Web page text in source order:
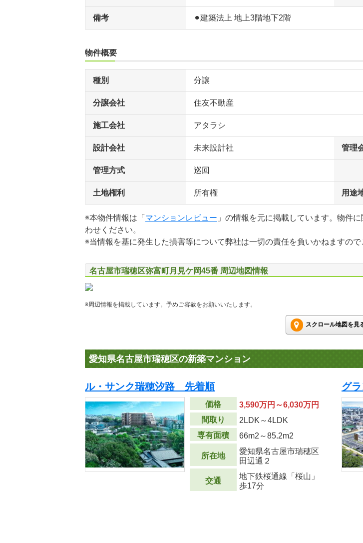
備考 ⚫︎建築法上 地上3階地下2階
物件概要
種別 分譲
分譲会社 住友不動産
施工会社 アタラシ
設計会社 未来設計社 管理
管理方式 巡回
土地権利 所有権 用途
※本物件情報は「 マンションレビュー 」の情報を元に掲載しています。物件
わせください。
※当情報を基に発生した損害等について弊社は一切の責任を負いかねますので
名古屋市瑞穂区弥富町月見ケ岡45番 周辺地図情報
※周辺情報を掲載しています。予めご容赦をお願いいたします。
スクロール地図を見
愛知県名古屋市瑞穂区の新築マンション
ル・サンク瑞穂汐路 先着順
価格
3,590万円～6,030万円
間取り
2LDK～4LDK
専有面積
66m2 ～85.2m2
所在地
愛知県名古屋市瑞穂区
田辺通２
交通
地下鉄桜通線「桜山」
歩17分
グ